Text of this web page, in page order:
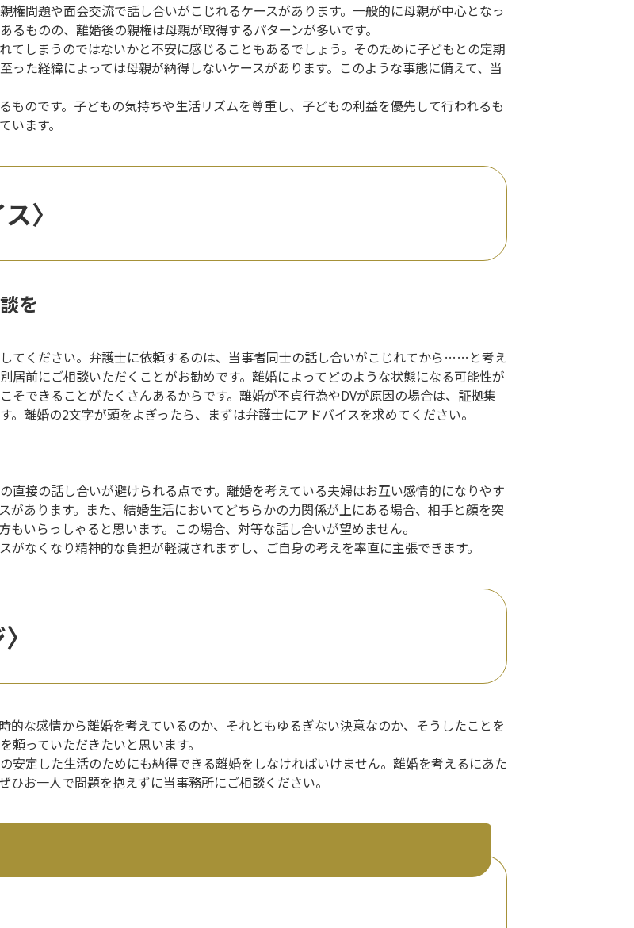
権問題や面会交流で話し合いがこじれるケースがあります。一般的に母親が中心となっ
ものの、離婚後の親権は母親が取得するパターンが多いです。
てしまうのではないかと不安に感じることもあるでしょう。そのために子どもとの定期
た経緯によっては母親が納得しないケースがあります。このような事態に備えて、当
ものです。子どもの気持ちや生活リズムを尊重し、子どもの利益を優先して行われるも
ます。
〉
を
てください。弁護士に依頼するのは、当事者同士の話し合いがこじれてから……と考え
居前にご相談いただくことがお勧めです。離婚によってどのような状態になる可能性が
そできることがたくさんあるからです。離婚が不貞行為やDVが原因の場合は、証拠集
離婚の2文字が頭をよぎったら、まずは弁護士にアドバイスを求めてください。
直接の話し合いが避けられる点です。離婚を考えている夫婦はお互い感情的になりやす
があります。また、結婚生活においてどちらかの力関係が上にある場合、相手と顔を突
いらっしゃると思います。この場合、対等な話し合いが望めません。
なくなり精神的な負担が軽減されますし、ご自身の考えを率直に主張できます。
的な感情から離婚を考えているのか、それともゆるぎない決意なのか、そうしたことを
っていただきたいと思います。
安定した生活のためにも納得できる離婚をしなければいけません。離婚を考えるにあた
お一人で問題を抱えずに当事務所にご相談ください。